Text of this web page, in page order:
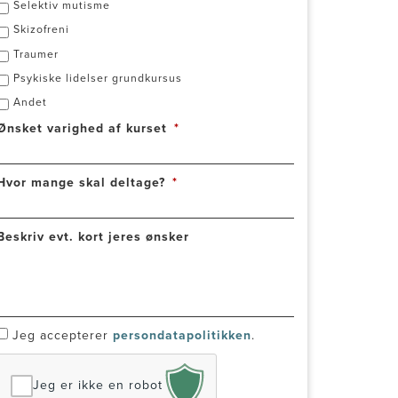
Selektiv mutisme
Skizofreni
Traumer
Psykiske lidelser grundkursus
Andet
varighed af kurset *
mange skal deltage? *
evt. kort jeres ønsker
* Jeg accepterer persondatapolitikken.
Jeg er ikke en robot